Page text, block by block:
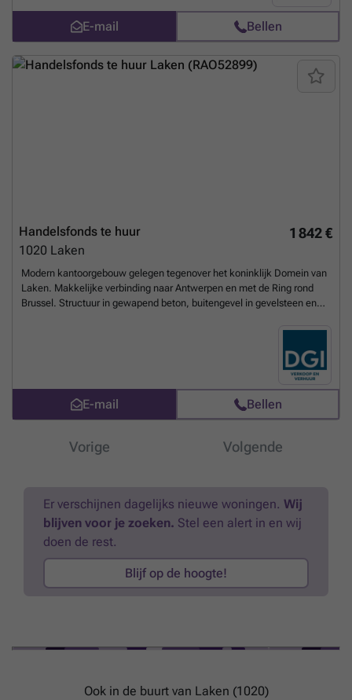
tweede jaar Provisie voor lasten: ±€100/maand (inclusief water,
verwarming, elektriciteit en gemeenschappelijke delen) Aandeel
onroerende voorheffing: ±€808/jaar Voor meer informatie of om een
bezoek te plannen, neem contact op met CENTURY 21 De Wand via
E-mail Bellen
1 842 €
Handelsfonds te huur
1020 Laken
Modern kantoorgebouw gelegen tegenover het koninklijk Domein van
Laken. Makkelijke verbinding naar Antwerpen en met de Ring rond
Brussel. Structuur in gewapend beton, buitengevel in gevelsteen en
dubbele beglazing. Vals plafond in glaswol en ingebouwde verlichting.
Vasttapijt, verwarming via convectoren en ventilatie. 2 liften voor 8
Meer
E-mail Bellen
Vorige Volgende
Er verschijnen dagelijks nieuwe woningen. Wij
blijven voor je zoeken. Stel een alert in en wij
doen de rest.
Blijf op de hoogte!
Ook in de buurt van Laken (1020)